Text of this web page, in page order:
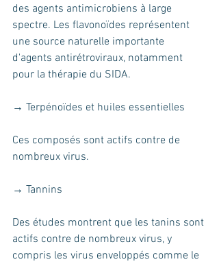
des agents antimicrobiens à large
spectre. Les flavonoïdes représentent
une source naturelle importante
d'agents antirétroviraux, notamment
pour la thérapie du SIDA.
→ Terpénoïdes et huiles essentielles
Ces composés sont actifs contre de
nombreux virus.
→ Tannins
Des études montrent que les tanins sont
actifs contre de nombreux virus, y
compris les virus enveloppés comme le